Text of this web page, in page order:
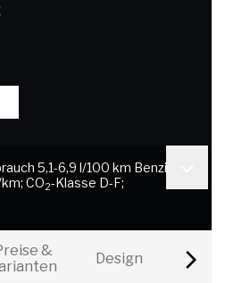
5,1-6,9 l/100 km Benzin;
CO2-Klasse D-F;
&
Design